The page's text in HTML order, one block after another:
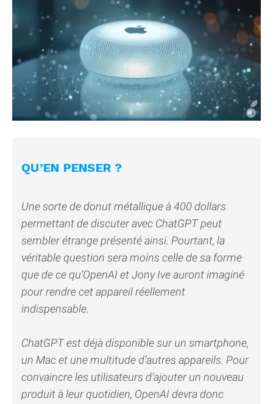
QU’EN PENSER ?
Une sorte de donut métallique à 400 dollars
permettant de discuter avec ChatGPT peut
sembler étrange présenté ainsi. Pourtant, la
véritable question sera moins celle de sa forme
que de ce qu’OpenAI et Jony Ive auront imaginé
pour rendre cet appareil réellement
indispensable.
ChatGPT est déjà disponible sur un smartphone,
un Mac et une multitude d’autres appareils. Pour
convaincre les utilisateurs d’ajouter un nouveau
produit à leur quotidien, OpenAI devra donc